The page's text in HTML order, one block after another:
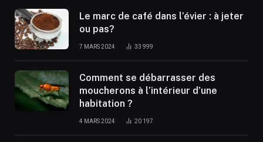
Le marc de café dans l’évier : à jeter
ou pas?
7 MARS 2024 33 999
Comment se débarrasser des
moucherons à l’intérieur d’une
habitation ?
4 MARS 2024 20 197